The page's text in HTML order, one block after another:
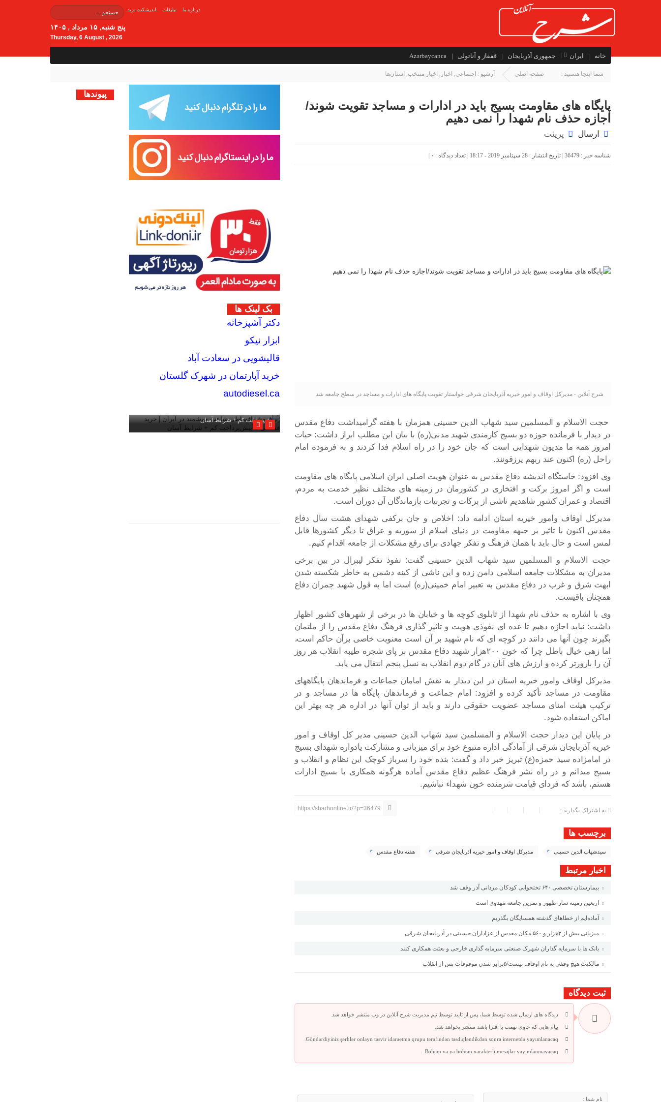
اندیشکده ترند تبلیغات درباره ما
پنج شنبه, ۱۵ مرداد , ۱۴۰۵
Thursday, 6 August , 2026
خانه ایران جمهوری آذربایجان قفقاز و آناتولی Azərbaycanca
شما اینجا هستید : صفحه اصلی آرشیو : اجتماعی, اخبار , اخبار منتخب, استان‌ها
پایگاه های مقاومت بسیج باید در ادارات و مساجد تقویت شوند/
اجازه حذف نام شهدا را نمی دهیم
ارسال پرینت
شناسه خبر : 36479 | تاریخ انتشار : 28 سپتامبر 2019 - 18:17 | تعداد دیدگاه : ۰
شرح آنلاین - مدیرکل اوقاف و امور خیریه آذربایجان شرقی خواستار تقویت پایگاه های ادارات و مساجد در سطح جامعه شد.
حجت الاسلام و المسلمین سید شهاب الدین حسینی همزمان با هفته گرامیداشت دفاع مقدس
در دیدار با فرمانده حوزه دو بسیج کارمندی شهید مدنی(ره) با بیان این مطلب ابراز داشت: حیات
امروز همه ما مدیون شهدایی است که جان خود را در راه اسلام فدا کردند و به فرموده امام
راحل (ره) اکنون عند ربهم یرزقونند.
وی افزود: خاستگاه اندیشه دفاع مقدس به عنوان هویت اصلی ایران اسلامی پایگاه های مقاومت
است و اگر امروز برکت و افتخاری در کشورمان در زمینه های مختلف نظیر خدمت به مردم،
اقتصاد و عمران کشور شاهدیم ناشی از برکات و تجربیات بازماندگان آن دوران است.
مدیرکل اوقاف وامور خیریه استان ادامه داد: اخلاص و جان برکفی شهدای هشت سال دفاع
مقدس اکنون با تاثیر بر جبهه مقاومت در دنیای اسلام از سوریه و عراق تا دیگر کشورها قابل
لمس است و حال باید با همان فرهنگ و تفکر جهادی برای رفع مشکلات از جامعه اقدام کنیم.
حجت الاسلام و المسلمین سید شهاب الدین حسینی گفت: نفوذ تفکر لیبرال در بین برخی
مدیران به مشکلات جامعه اسلامی دامن زده و این ناشی از کینه دشمن به خاطر شکسته شدن
ابهت شرق و غرب در دفاع مقدس به تعبیر امام خمینی(ره) است اما به قول شهید چمران دفاع
همچنان باقیست.
وی با اشاره به حذف نام شهدا از تابلوی کوچه ها و خیابان ها در برخی از شهرهای کشور اظهار
داشت: نباید اجازه دهیم تا عده ای نفوذی هویت و تاثیر گذاری فرهنگ دفاع مقدس را از ملتمان
بگیرند چون آنها می دانند در کوچه ای که نام شهید بر آن است معنویت خاصی برآن حاکم است،
اما زهی خیال باطل چرا که خون ۲۰۰هزار شهید دفاع مقدس بر پای شجره طیبه انقلاب هر روز
آن را بارورتر کرده و ارزش های آنان در گام دوم انقلاب به نسل پنجم انتقال می یابد.
مدیرکل اوقاف وامور خیریه استان در این دیدار به نقش امامان جماعات و فرماندهان پایگاههای
مقاومت در مساجد تأکید کرده و افزود: امام جماعت و فرماندهان پایگاه ها در مساجد و در
ترکیب هیئت امنای مساجد عضویت حقوقی دارند و باید از توان آنها در اداره هر چه بهتر این
اماکن استفاده شود.
در پایان این دیدار حجت الاسلام و المسلمین سید شهاب الدین حسینی مدیر کل اوقاف و امور
خیریه آذربایجان شرقی از آمادگی اداره متبوع خود برای میزبانی و مشارکت یادواره شهدای بسیج
در امامزاده سید حمزه(ع) تبریز خبر داد و گفت: بنده خود را سرباز کوچک این نظام و انقلاب و
بسیج میدانم و در راه نشر فرهنگ عظیم دفاع مقدس آماده هرگونه همکاری با بسیج ادارات
هستم، باشد که فردای قیامت شرمنده خون شهداء نباشیم.
به اشتراک بگذارید : https://sharhonline.ir/?p=36479
برچسب ها
سیدشهاب الدین حسینی مدیرکل اوقاف و امور خیریه آذربایجان شرقی هفته دفاع مقدس
اخبار مرتبط
بیمارستان تخصصی ۶۴۰ تختخوابی کودکان مردانی آذر وقف شد
اربعین زمینه ساز ظهور و تمرین جامعه مهدوی است
آماده‌ایم از خطاهای گذشته همسایگان بگذریم
میزبانی بیش از ۳هزار و ۵۶۰ مکان مقدس از عزاداران حسینی در آذربایجان شرقی
بانک ها با سرمایه گذاران شهرک صنعتی سرمایه گذاری خارجی و بعثت همکاری کنند
مالکیت هیچ وقفی به نام اوقاف نیست/۵برابر شدن موقوفات پس از انقلاب
ثبت دیدگاه
دیدگاه های ارسال شده توسط شما، پس از تایید توسط تیم مدیریت شرح آنلاین در وب منتشر خواهد شد.
پیام هایی که حاوی تهمت یا افترا باشد منتشر نخواهد شد.
Göndərdiyiniz şərhlər onlayn təsvir idarəetmə qrupu tərəfindən təsdiqləndikdən sonra internetdə yayımlanacaq.
Böhtan və ya böhtan xarakterli mesajlar yayımlanmayacaq.
بک لینک ها
دکتر آشپزخانه
ابزار نیکو
قالیشویی در سعادت آباد
خرید آپارتمان در شهرک گلستان
autodiesel.ca
پیش‌پرداخت کم + شرایط آسان
پیوندها